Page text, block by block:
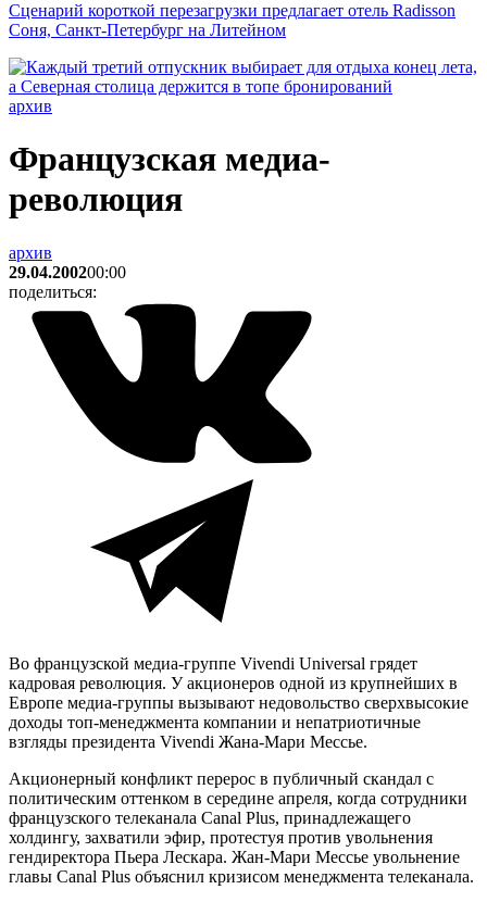
Сценарий короткой перезагрузки предлагает отель Radisson
Соня, Санкт-Петербург на Литейном
архив
Французская медиа-
революция
архив
29.04.200200:00
поделиться:
Во французской медиа-группе Vivendi Universal грядет
кадровая революция. У акционеров одной из крупнейших в
Европе медиа-группы вызывают недовольство сверхвысокие
доходы топ-менеджмента компании и непатриотичные
взгляды президента Vivendi Жана-Мари Мессье.
Акционерный конфликт перерос в публичный скандал с
политическим оттенком в середине апреля, когда сотрудники
французского телеканала Canal Plus, принадлежащего
холдингу, захватили эфир, протестуя против увольнения
гендиректора Пьера Лескара. Жан-Мари Мессье увольнение
главы Canal Plus объяснил кризисом менеджмента телеканала.